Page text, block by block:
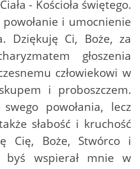
- Kościoła świętego.
i umocnienie
Dziękuję Ci, Boże, za
głoszenia
człowiekowi w
i proboszczem.
powołania, lecz
słabość i kruchość
Cię, Boże, Stwórco i
byś wspierał mnie w